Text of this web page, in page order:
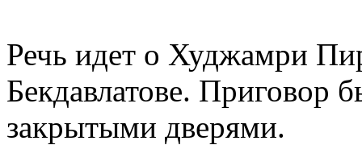
Речь идет о Худжамри
Бекдавлатове. Приговор
закрытыми дверями.